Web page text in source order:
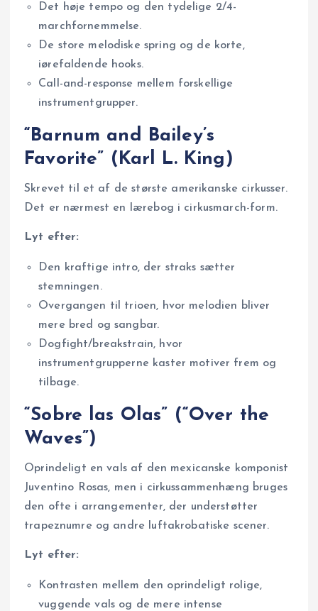
Det høje tempo og den tydelige 2/4-
marchfornemmelse.
De store melodiske spring og de korte,
iørefaldende hooks.
Call-and-response mellem forskellige
instrumentgrupper.
“Barnum and Bailey’s
Favorite” (Karl L. King)
Skrevet til et af de største amerikanske cirkusser.
Det er nærmest en lærebog i cirkusmarch-form.
Lyt efter:
Den kraftige intro, der straks sætter
stemningen.
Overgangen til trioen, hvor melodien bliver
mere bred og sangbar.
Dogfight/breakstrain, hvor
instrumentgrupperne kaster motiver frem og
tilbage.
“Sobre las Olas” (“Over the
Waves”)
Oprindeligt en vals af den mexicanske komponist
Juventino Rosas, men i cirkussammenhæng bruges
den ofte i arrangementer, der understøtter
trapeznumre og andre luftakrobatiske scener.
Lyt efter:
Kontrasten mellem den oprindeligt rolige,
vuggende vals og de mere intense